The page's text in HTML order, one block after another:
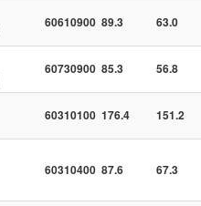
60610900 89.3 63.0
60730900 85.3 56.8
60310100 176.4 151.2
60310400 87.6 67.3